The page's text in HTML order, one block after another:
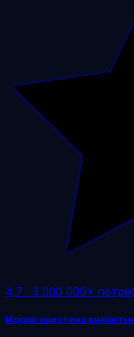
4,7 · 3 000 000+
Искаш наистина